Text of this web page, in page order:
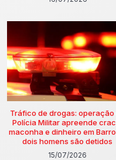
Tráfico de drogas: operação
Polícia Militar apreende
maconha e dinheiro em
dois homens são detidos
15/07/2026